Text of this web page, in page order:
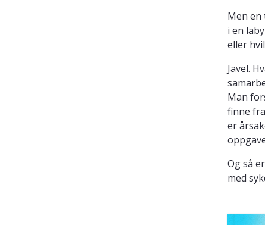
Men
i en
eller
Javel.
Man
finne
er
Og så
med